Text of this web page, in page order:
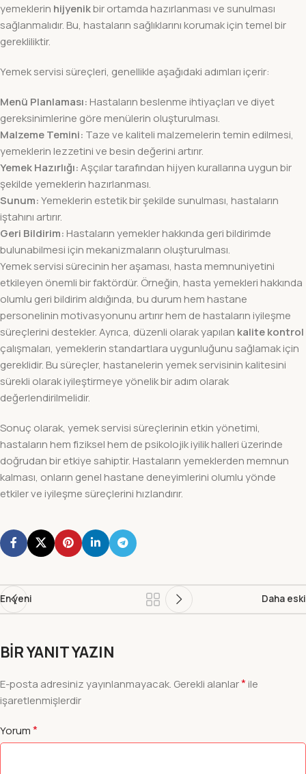
yemeklerin hijyenikbir ortamda hazırlanması ve sunulması
sağlanmalıdır. Bu, hastaların sağlıklarını korumak için temel bir
gerekliliktir.
Yemek servisi süreçleri, genellikle aşağıdaki adımları içerir:
Menü Planlaması: Hastaların beslenme ihtiyaçları ve diyet
gereksinimlerine göre menülerin oluşturulması.
Malzeme Temini: Taze ve kaliteli malzemelerin temin edilmesi,
yemeklerin lezzetini ve besin değerini artırır.
Yemek Hazırlığı:Aşçılar tarafından hijyen kurallarına uygun bir
şekilde yemeklerin hazırlanması.
Sunum:Yemeklerin estetik bir şekilde sunulması, hastaların
iştahını artırır.
Geri Bildirim: Hastaların yemekler hakkında geri bildirimde
bulunabilmesi için mekanizmaların oluşturulması.
Yemek servisi sürecinin her aşaması, hasta memnuniyetini
etkileyen önemli bir faktördür. Örneğin, hasta yemekleri hakkında
olumlu geri bildirim aldığında, bu durum hem hastane
personelinin motivasyonunu artırır hem de hastaların iyileşme
süreçlerini destekler. Ayrıca, düzenli olarak yapılan kalite kontrol
çalışmaları, yemeklerin standartlara uygunluğunu sağlamak için
gereklidir. Bu süreçler, hastanelerin yemek servisinin kalitesini
sürekli olarak iyileştirmeye yönelik bir adım olarak
değerlendirilmelidir.
Sonuç olarak, yemek servisi süreçlerinin etkin yönetimi,
hastaların hem fiziksel hem de psikolojik iyilik halleri üzerinde
doğrudan bir etkiye sahiptir. Hastaların yemeklerden memnun
kalması, onların genel hastane deneyimlerini olumlu yönde
etkiler ve iyileşme süreçlerini hızlandırır.
En yeni Daha eski
BIR YANIT YAZIN
E-posta adresiniz yayınlanmayacak. Gerekli alanlar*ile
işaretlenmişlerdir
Yorum*